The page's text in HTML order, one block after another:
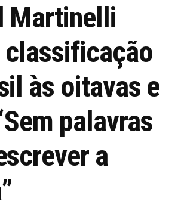
Martinelli
classificação
às oitavas e
palavras
a